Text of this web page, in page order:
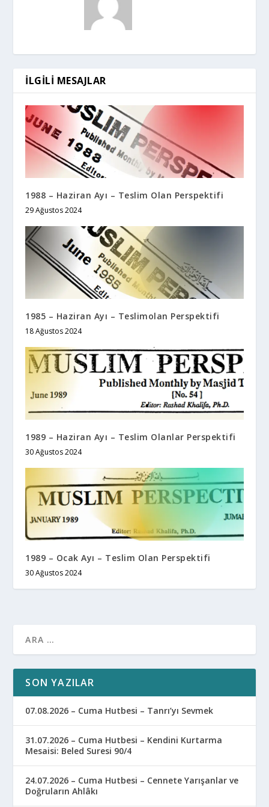
İLGILI MESAJLAR
1988 – Haziran Ayı – Teslim Olan Perspektifi
29 Ağustos 2024
1985 – Haziran Ayı – Teslimolan Perspektifi
18 Ağustos 2024
1989 – Haziran Ayı – Teslim Olanlar Perspektifi
30 Ağustos 2024
1989 – Ocak Ayı – Teslim Olan Perspektifi
30 Ağustos 2024
SON YAZILAR
07.08.2026 – Cuma Hutbesi – Tanrı’yı Sevmek
31.07.2026 – Cuma Hutbesi – Kendini Kurtarma
Mesaisi: Beled Suresi 90/4
24.07.2026 – Cuma Hutbesi – Cennete Yarışanlar ve
Doğruların Ahlâkı